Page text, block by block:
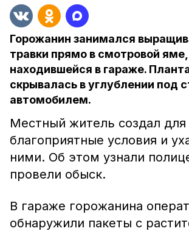
Горожанин занимался
травки прямо в смотровой яме,
находившейся в гараже.
скрывалась в углублении под
автомобилем.
Местный житель создал для
благоприятные условия и
ними. Об этом узнали
провели обыск.
В гараже горожанина
обнаружили пакеты с